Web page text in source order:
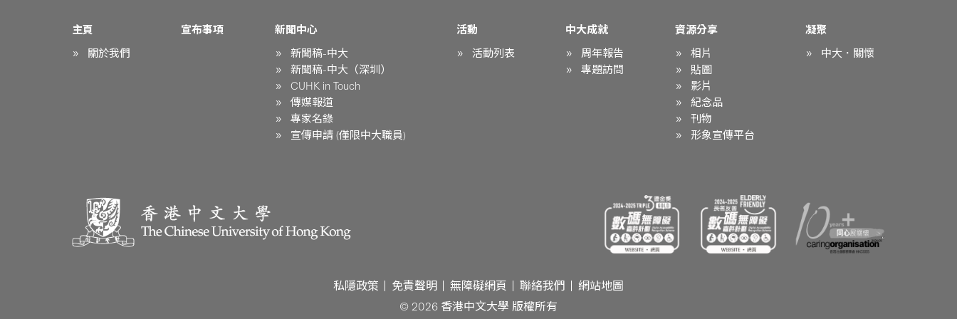
主頁
關於我們
宣布事項
新聞中心
新聞稿-中大
新聞稿-中大（深圳）
CUHK in Touch
傳媒報道
專家名錄
宣傳申請 (僅限中大職員)
活動
活動列表
中大成就
周年報告
專題訪問
資源分享
相片
貼圖
影片
紀念品
刊物
形象宣傳平台
凝聚
中大．關懷
私隱政策 免責聲明 無障礙網頁 聯絡我們
網站地圖
© 2026 香港中文大學 版權所有